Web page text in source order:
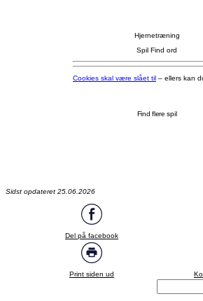
Hjernetræning
Spil Find ord
Cookies skal være slået til – ellers kan
Find flere spil
Sidst opdateret 25.06.2026
Del på facebook
Print siden ud